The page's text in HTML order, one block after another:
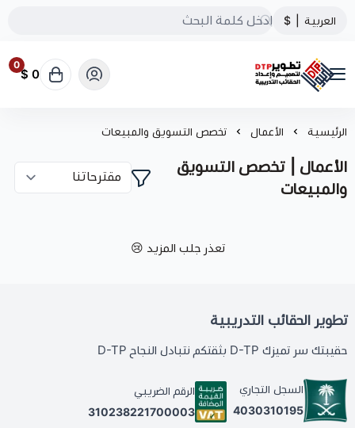
العربية $
تطوير الحقائب التدريبية
0
0 $
الرئيسية الأعمال تخصص التسويق والمبيعات
الأعمال | تخصص التسويق
والمبيعات
تعذر جلب المزيد 😢
تطوير الحقائب التدريبية
حقيبتك سر تميزك D-TP بثقتكم نتبادل النجاح D-TP
السجل التجاري
4030310195
الرقم الضريبي
310238221700003